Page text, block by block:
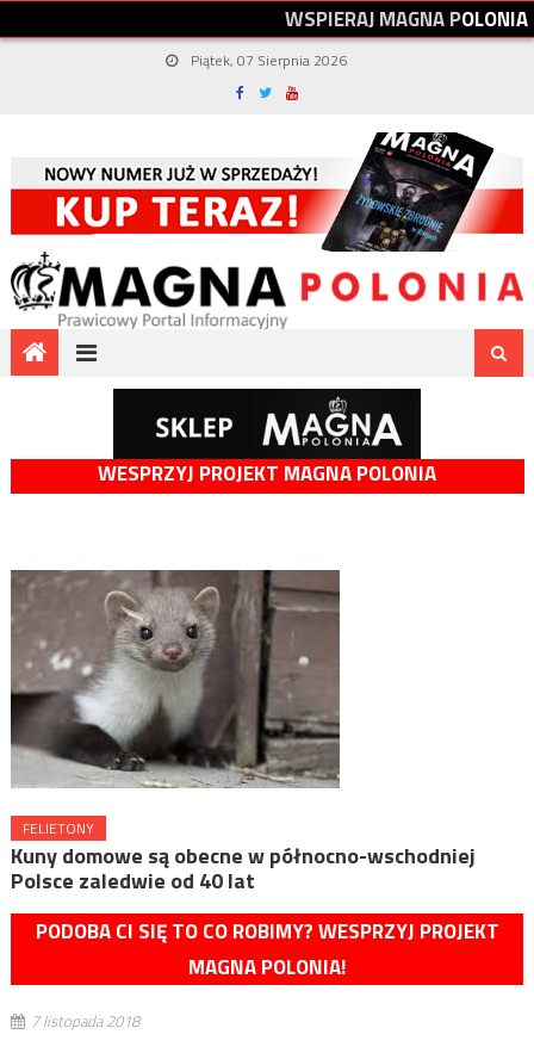
WSPIERAJMAGNAPOLONIA
Piątek, 07 Sierpnia 2026
WESPRZYJ PROJEKT MAGNA POLONIA
FELIETONY
Kuny domowe są obecne w północno-wschodniej
Polsce zaledwie od 40 lat
PODOBA CI SIĘ TO CO ROBIMY? WESPRZYJ PROJEKT
MAGNA POLONIA!
7 listopada 2018